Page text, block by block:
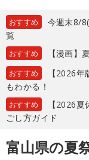
おすすめ
今週末8/
覧
おすすめ 【漫画】
おすすめ
【2026
もわかる！
おすすめ
【2026
ごし方ガイド
富山県の夏